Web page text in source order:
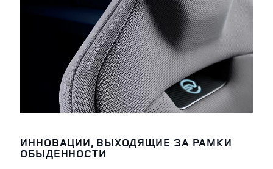
ИННОВАЦИИ, ВЫХОДЯЩИЕ ЗА РАМКИ
ОБЫДЕННОСТИ